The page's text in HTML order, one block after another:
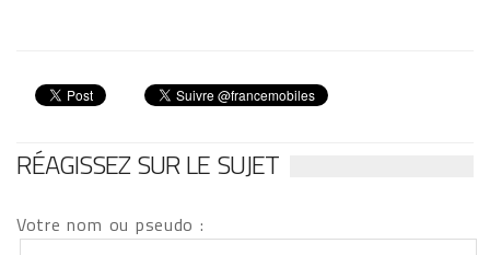
RÉAGISSEZ SUR LE SUJET
Votre nom ou pseudo :